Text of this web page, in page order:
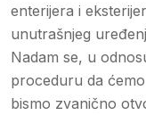
enterijera i
unutrašnjeg
Nadam se, u
proceduru da
bismo zvanično